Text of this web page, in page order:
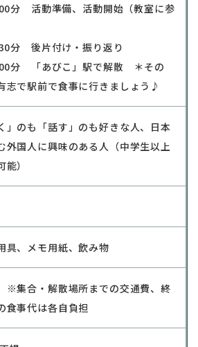
分 活動準備、活動開始（教室に参
分 後片付け・振り返り
分 「あびこ」駅で解散 ＊その
志で駅前で食事に行きましょう♪
」のも「話す」のも好きな人、日本
外国人に興味のある人（中学生以上
）
具、メモ用紙、飲み物
集合・解散場所までの交通費、終
食事代は各自負担